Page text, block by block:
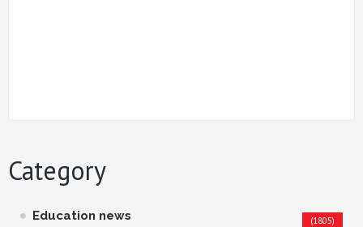
Category
Education news (1805)